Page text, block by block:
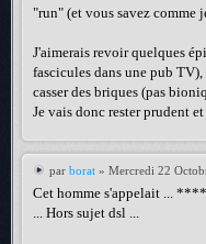
"run" (et vous savez comme
J'aimerais revoir quelques
fascicules dans une pub
casser des briques (pas
Je vais donc rester prudent
par borat » Mercredi 22
Cet homme s'appelait ...
... Hors sujet dsl ...